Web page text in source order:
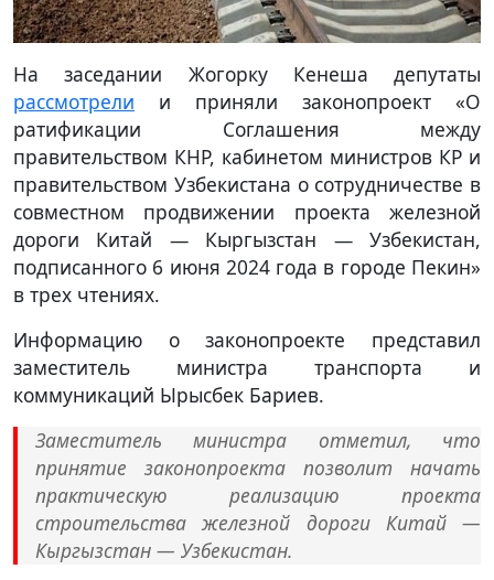
На заседании Жогорку Кенеша депутаты
рассмотрели и приняли законопроект «О
ратификации Соглашения между
правительством КНР, кабинетом министров КР и
правительством Узбекистана о сотрудничестве в
совместном продвижении проекта железной
дороги Китай — Кыргызстан — Узбекистан,
подписанного 6 июня 2024 года в городе Пекин»
в трех чтениях.
Информацию о законопроекте представил
заместитель министра транспорта и
коммуникаций Ырысбек Бариев.
Заместитель министра отметил, что
принятие законопроекта позволит начать
практическую реализацию проекта
строительства железной дороги Китай —
Кыргызстан — Узбекистан.